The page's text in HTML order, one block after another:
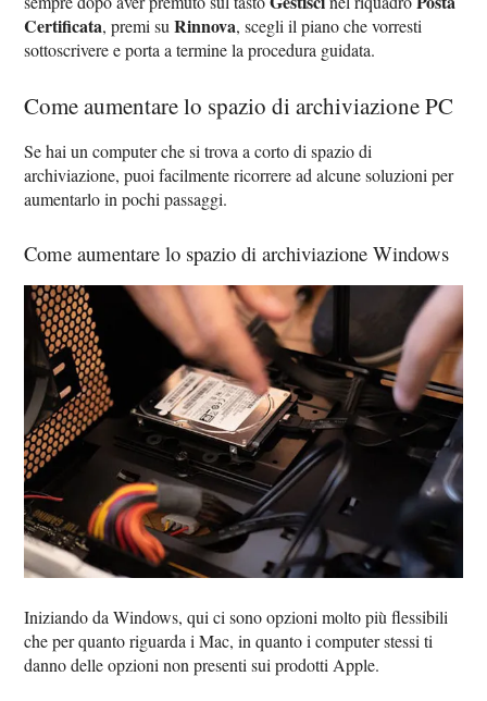
Certificata, premi suRinnova, scegli il piano che vorresti
sottoscrivere e porta a termine la procedura guidata.
Come aumentare lo spazio di archiviazione PC
Se hai un computer che si trova a corto di spazio di
archiviazione, puoi facilmente ricorrere ad alcune soluzioni per
aumentarlo in pochi passaggi.
Come aumentare lo spazio di archiviazione Windows
Iniziando da Windows, qui ci sono opzioni molto più flessibili
che per quanto riguarda i Mac, in quanto i computer stessi ti
danno delle opzioni non presenti sui prodotti Apple.